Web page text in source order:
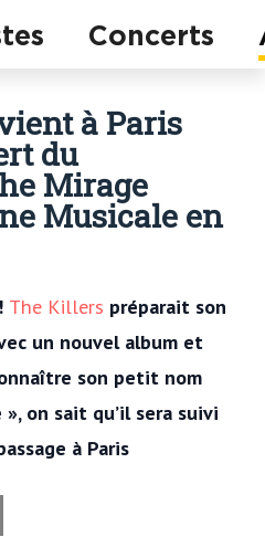
Concerts
à Paris
du
Mirage
Musicale en
The Killers préparait son
un nouvel album et
son petit nom
on sait qu’il sera suivi
à Paris